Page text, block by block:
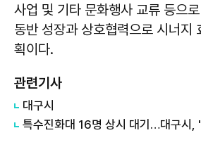
사업 및 기타 문화행사 교류 등으
동반 성장과 상호협력으로 시너지
획이다.
관련기사
대구시